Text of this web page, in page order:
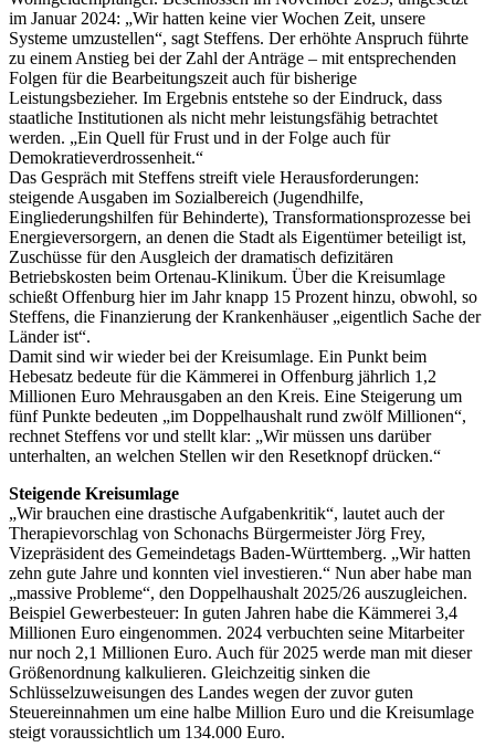
im Januar 2024: „Wir hatten keine vier Wochen Zeit, unsere
Systeme umzustellen“, sagt Steffens. Der erhöhte Anspruch führte
zu einem Anstieg bei der Zahl der Anträge – mit entsprechenden
Folgen für die Bearbeitungszeit auch für bisherige
Leistungsbezieher. Im Ergebnis entstehe so der Eindruck, dass
staatliche Institutionen als nicht mehr leistungsfähig betrachtet
werden. „Ein Quell für Frust und in der Folge auch für
Demokratieverdrossenheit.“
Das Gespräch mit Steffens streift viele Herausforderungen:
steigende Ausgaben im Sozialbereich (Jugendhilfe,
Eingliederungshilfen für Behinderte), Transformationsprozesse bei
Energieversorgern, an denen die Stadt als Eigentümer beteiligt ist,
Zuschüsse für den Ausgleich der dramatisch defizitären
Betriebskosten beim Ortenau-Klinikum. Über die Kreisumlage
schießt Offenburg hier im Jahr knapp 15 Prozent hinzu, obwohl, so
Steffens, die Finanzierung der Krankenhäuser „eigentlich Sache der
Länder ist“.
Damit sind wir wieder bei der Kreisumlage. Ein Punkt beim
Hebesatz bedeute für die Kämmerei in Offenburg jährlich 1,2
Millionen Euro Mehrausgaben an den Kreis. Eine Steigerung um
fünf Punkte bedeuten „im Doppelhaushalt rund zwölf Millionen“,
rechnet Steffens vor und stellt klar: „Wir müssen uns darüber
unterhalten, an welchen Stellen wir den Resetknopf drücken.“
Steigende Kreisumlage
„Wir brauchen eine drastische Aufgabenkritik“, lautet auch der
Therapievorschlag von Schonachs Bürgermeister Jörg Frey,
Vizepräsident des Gemeindetags Baden-Württemberg. „Wir hatten
zehn gute Jahre und konnten viel investieren.“ Nun aber habe man
„massive Probleme“, den Doppelhaushalt 2025/26 auszugleichen.
Beispiel Gewerbesteuer: In guten Jahren habe die Kämmerei 3,4
Millionen Euro eingenommen. 2024 verbuchten seine Mitarbeiter
nur noch 2,1 Millionen Euro. Auch für 2025 werde man mit dieser
Größenordnung kalkulieren. Gleichzeitig sinken die
Schlüsselzuweisungen des Landes wegen der zuvor guten
Steuereinnahmen um eine halbe Million Euro und die Kreisumlage
steigt voraussichtlich um 134.000 Euro.